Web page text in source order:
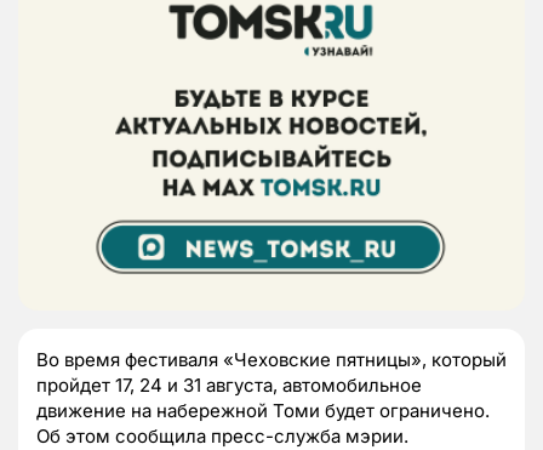
Во время фестиваля «Чеховские пятницы», который
пройдет 17, 24 и 31 августа, автомобильное
движение на набережной Томи будет ограничено.
Об этом сообщила пресс-служба мэрии.